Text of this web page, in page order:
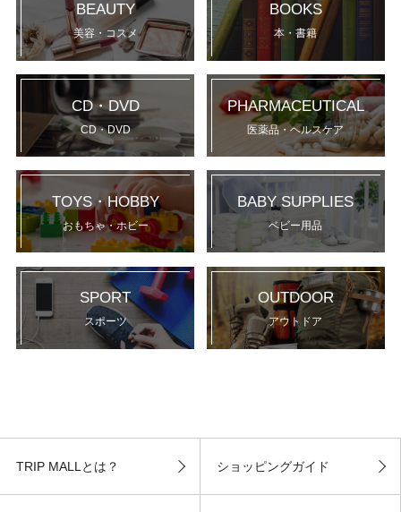
BEAUTY
美容・コスメ
BOOKS
本・書籍
CD・DVD
CD・DVD
PHARMACEUTICAL
医薬品・ヘルスケア
TOYS・HOBBY
おもちゃ・ホビー
BABY SUPPLIES
ベビー用品
SPORT
スポーツ
OUTDOOR
アウトドア
TRIP MALLとは？ ショッピングガイド